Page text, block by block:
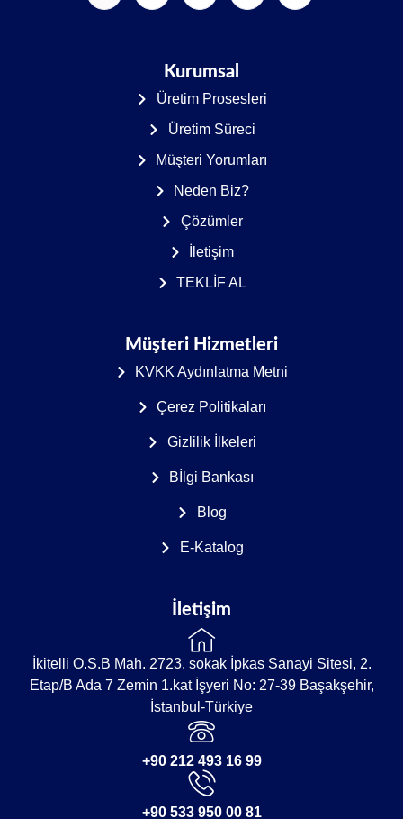
Kurumsal
Üretim Prosesleri
Üretim Süreci
Müşteri Yorumları
Neden Biz?
Çözümler
İletişim
TEKLİF AL
Müşteri Hizmetleri
KVKK Aydınlatma Metni
Çerez Politikaları
Gizlilik İlkeleri
Bİlgi Bankası
Blog
E-Katalog
İletişim
İkitelli O.S.B Mah. 2723. sokak İpkas Sanayi Sitesi, 2.
Etap/B Ada 7 Zemin 1.kat İşyeri No: 27-39 Başakşehir,
İstanbul-Türkiye
+90 212 493 16 99
+90 533 950 00 81